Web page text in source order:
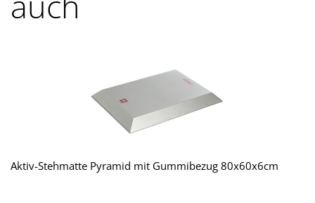
Aktiv-Stehmatte Pyramid mit Gummibezug 80x60x6cm